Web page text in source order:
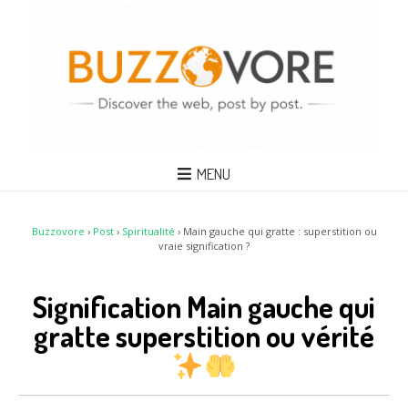
MENU
Buzzovore › Post› Spiritualité › Main gauche qui gratte : superstition ou
vraie signification ?
Signification Main gauche qui
gratte superstition ou vérité